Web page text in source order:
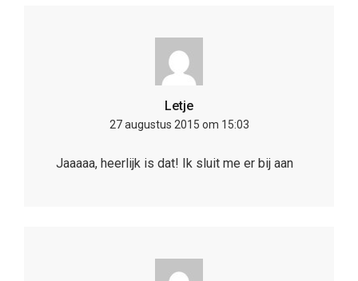
Letje
27 augustus 2015 om 15:03
Jaaaaa, heerlijk is dat! Ik sluit me er bij aan